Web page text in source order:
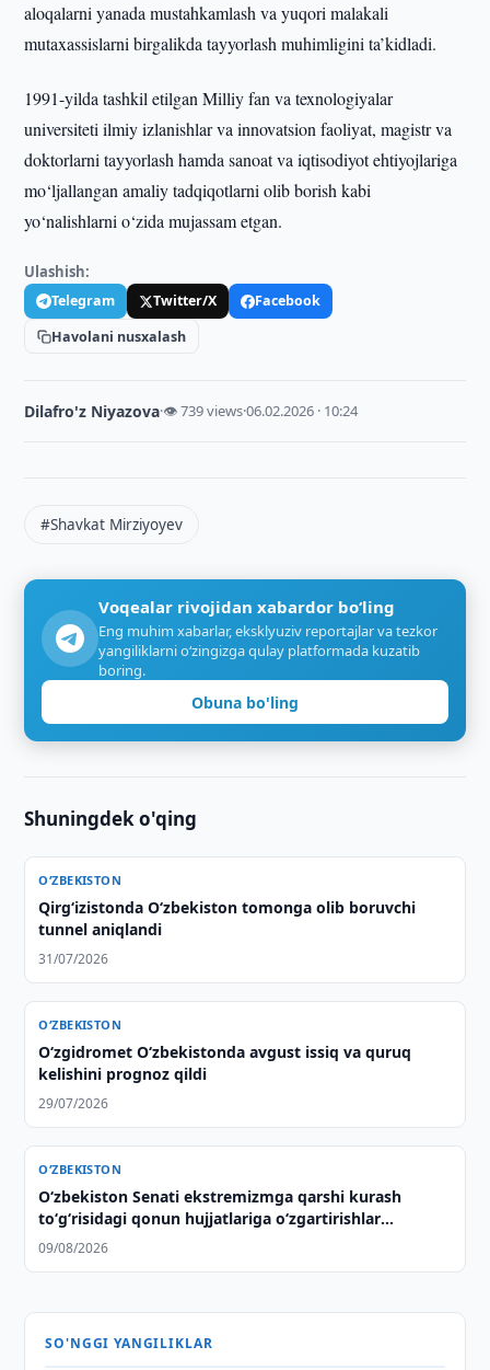
aloqalarni yanada mustahkamlash va yuqori malakali
mutaxassislarni birgalikda tayyorlash muhimligini ta’kidladi.
1991-yilda tashkil etilgan Milliy fan va texnologiyalar
universiteti ilmiy izlanishlar va innovatsion faoliyat, magistr va
doktorlarni tayyorlash hamda sanoat va iqtisodiyot ehtiyojlariga
mo‘ljallangan amaliy tadqiqotlarni olib borish kabi
yo‘nalishlarni o‘zida mujassam etgan.
Ulashish:
Telegram Twitter/X
Facebook
Havolani nusxalash
Dilafro'z Niyazova·👁 739 views·06.02.2026 · 10:24
#Shavkat Mirziyoyev
Voqealar rivojidan xabardor bo‘ling
Eng muhim xabarlar, eksklyuziv reportajlar va tezkor
yangiliklarni o‘zingizga qulay platformada kuzatib
boring.
Obuna bo'ling
Shuningdek o'qing
O‘ZBEKISTON
Qirg‘izistonda O‘zbekiston tomonga olib boruvchi
tunnel aniqlandi
31/07/2026
O‘ZBEKISTON
O‘zgidromet O‘zbekistonda avgust issiq va quruq
kelishini prognoz qildi
29/07/2026
O‘ZBEKISTON
Oʻzbekiston Senati ekstremizmga qarshi kurash
toʻgʻrisidagi qonun hujjatlariga oʻzgartirishlar
kiritishni maʼqulladi
09/08/2026
SO'NGGI YANGILIKLAR